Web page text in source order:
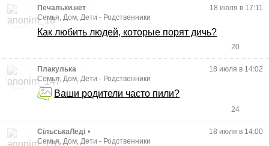
Печальки.нет
18 июля в 17:11
Семья, Дом, Дети - Родственники
Как любить людей, которые порят дичь?
20
Плакулька
18 июля в 14:02
Семья, Дом, Дети - Родственники
Ваши родители часто пили?
24
СільськаЛеді •
18 июля в 14:00
Семья, Дом, Дети - Родственники